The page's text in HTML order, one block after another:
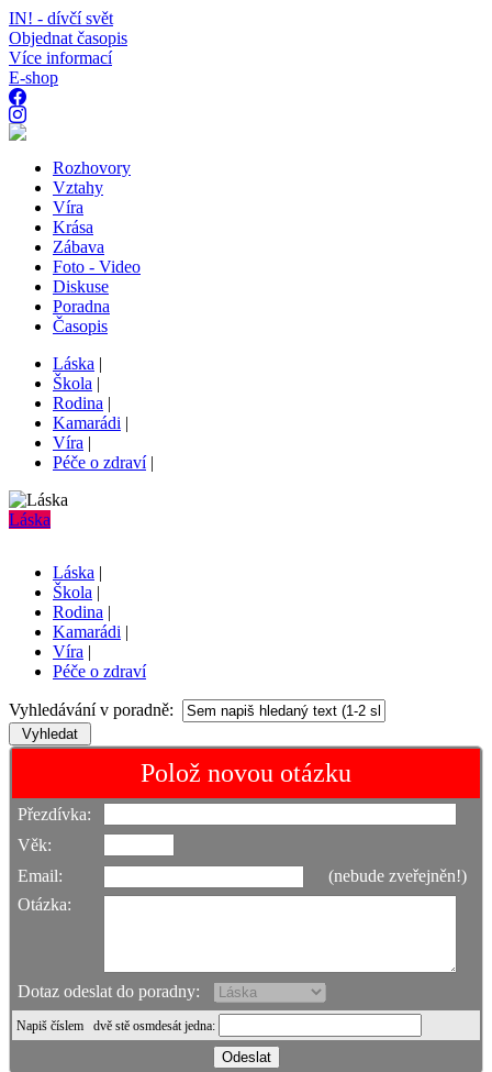
IN! - dívčí svět
Objednat časopis
Více informací
E-shop
Rozhovory
Vztahy
Víra
Krása
Zábava
Foto - Video
Diskuse
Poradna
Časopis
Láska |
Škola |
Rodina |
Kamarádi |
Víra |
Péče o zdraví|
Láska
Láska |
Škola |
Rodina |
Kamarádi |
Víra |
Péče o zdraví
Vyhledávání v poradně:
Polož novou otázku
Přezdívka:
Věk:
Email:
(nebude zveřejněn!)
Otázka:
Dotaz odeslat do poradny:
Napiš číslem dvě stě osmdesát jedna: